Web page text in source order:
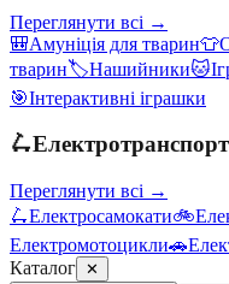
Переглянути всі →
🎒Амуніція для тварин👕
тварин🏷️Нашийники🐱
🎯Інтерактивні іграшки
🛴Електротранспорт
Переглянути всі →
🛴Електросамокати🚲
Електромотоцикли🚗
Каталог ✕